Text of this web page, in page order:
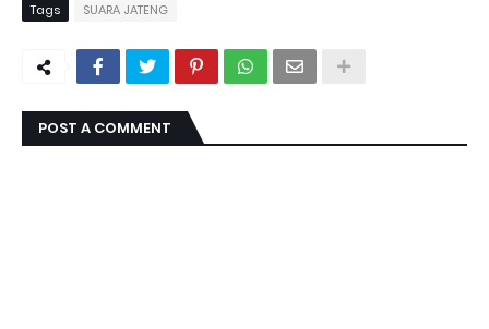
Tags SUARA JATENG
POST A COMMENT